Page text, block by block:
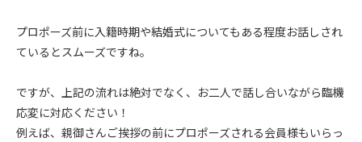
プロポーズ前に入籍時期や結婚式についてもある程度お話しされ
ているとスムーズですね。
ですが、上記の流れは絶対でなく、お二人で話し合いながら臨機
応変に対応ください！
例えば、親御さんご挨拶の前にプロポーズされる会員様もいらっ